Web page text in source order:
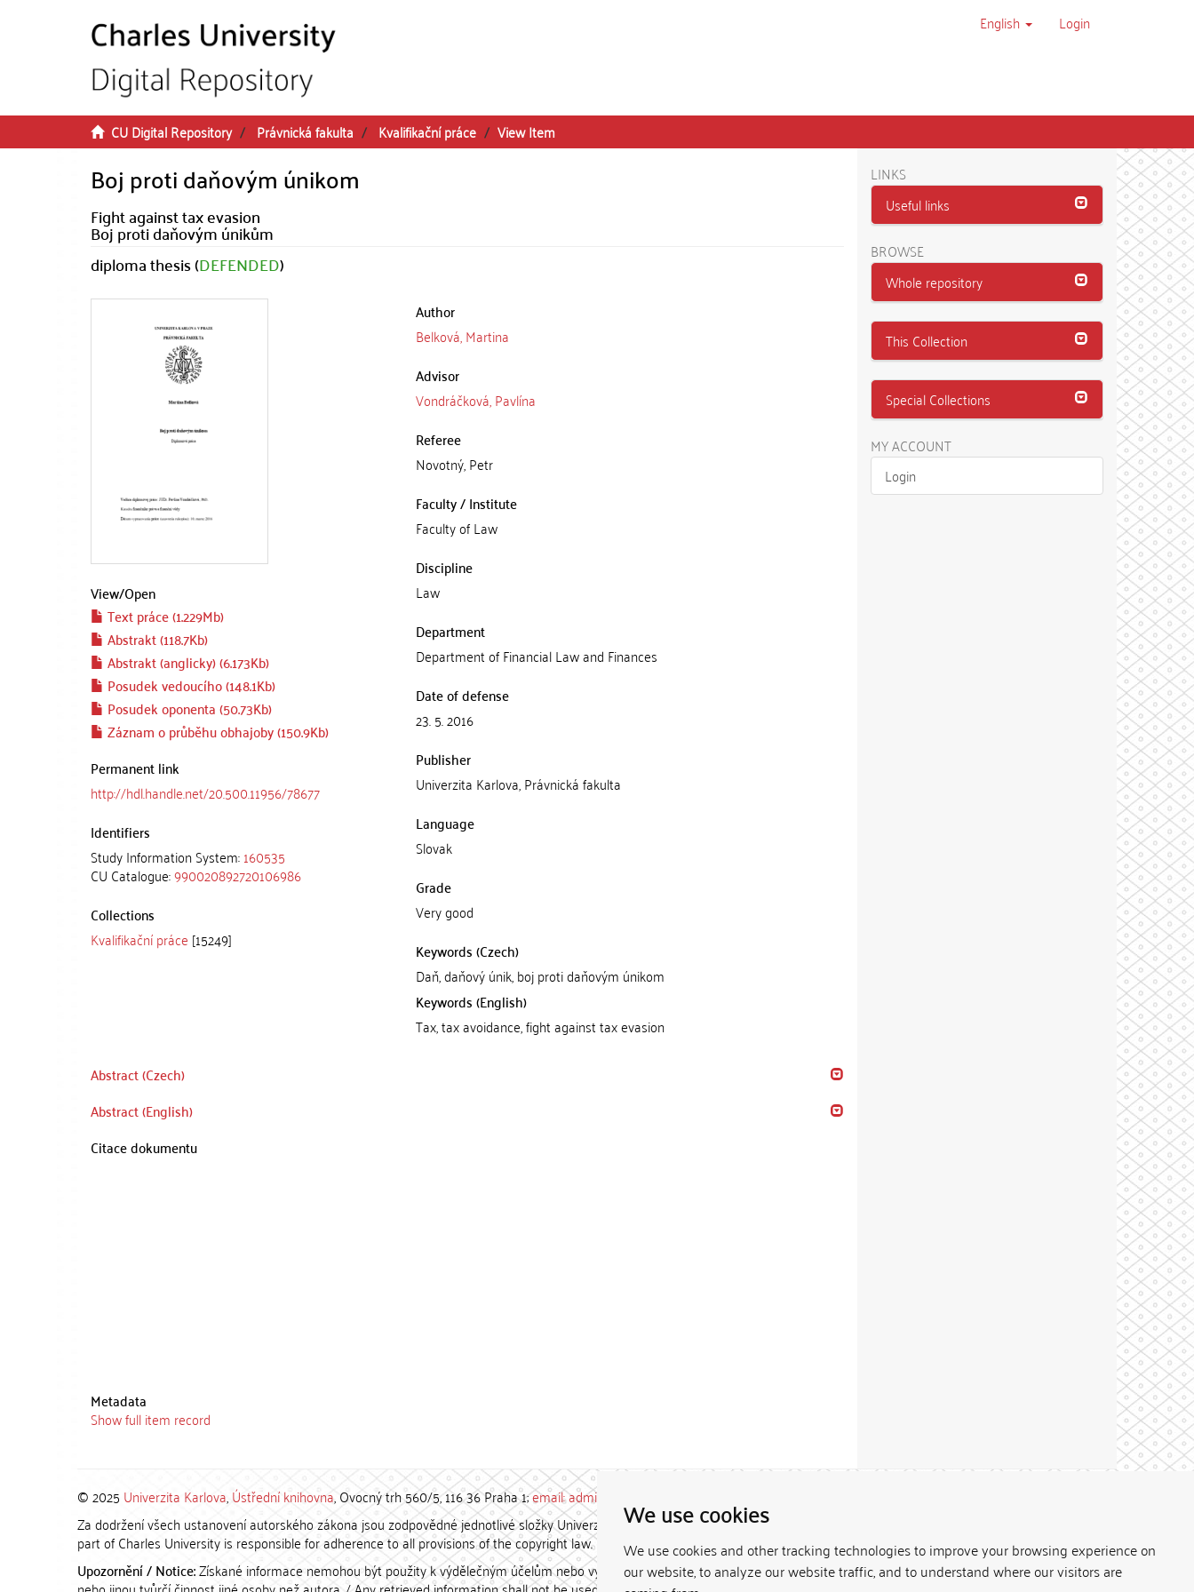
We use cookies
We use cookies and other tracking technologies to improve your browsing experience on
our website, to analyze our website traffic, and to understand where our visitors are
English Login
CU Digital Repository Právnická fakulta Kvalifikační práce View Item
Boj proti daňovým únikom
Fight against tax evasion
Boj proti daňovým únikům
diploma thesis (DEFENDED)
View/Open
Text práce (1.229Mb)
Abstrakt (118.7Kb)
Abstrakt (anglicky) (6.173Kb)
Posudek vedoucího (148.1Kb)
Posudek oponenta (50.73Kb)
Záznam o průběhu obhajoby (150.9Kb)
Permanent link
http://hdl.handle.net/20.500.11956/78677
Identifiers
Study Information System:160535
CU Catalogue:990020892720106986
Collections
Kvalifikační práce [15249]
Author
Belková, Martina
Advisor
Vondráčková, Pavlína
Referee
Novotný, Petr
Faculty / Institute
Faculty of Law
Discipline
Law
Department
Department of Financial Law and Finances
Date of defense
23. 5. 2016
Publisher
Univerzita Karlova, Právnická fakulta
Language
Slovak
Grade
Very good
Keywords (Czech)
Daň, daňový únik, boj proti daňovým únikom
Keywords (English)
Tax, tax avoidance, fight against tax evasion
Abstract (Czech)
Abstract (English)
Citace dokumentu
Metadata
Show full item record
LINKS
Useful links
BROWSE
Whole repository
This Collection
Special Collections
MY ACCOUNT
Login
© 2025 Univerzita Karlova,Ústřední knihovna, Ovocný trh 560/5, 116 36 Praha 1;email: admin-repozitar [at] cuni.cz
Za dodržení všech ustanovení autorského zákona jsou zodpovědné jednotlivé složky Univerzity Karlovy. / Each constituent
part of Charles University is responsible for adherence to all provisions of the copyright law.
Upozornění / Notice:Získané informace nemohou být použity k výdělečným účelům nebo vydávány za studijní, vědeckou